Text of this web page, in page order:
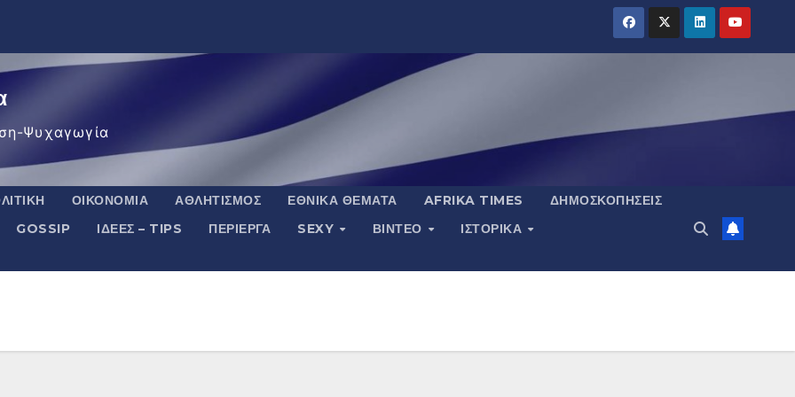
Ψυχαγωγία
ΟΙΚΟΝΟΜΊΑ ΑΘΛΗΤΙΣΜΌΣ ΕΘΝΙΚΆ ΘΈΜΑΤΑ AFRIKA TIMES
ΔΗΜΟΣΚΟΠΉΣΕΙΣ
GOSSIP ΙΔΈΕΣ – TIPS ΠΕΡΊΕΡΓΑ SEXY ΒΙΝΤΕΟ
ΙΣΤΟΡΙΚΆ